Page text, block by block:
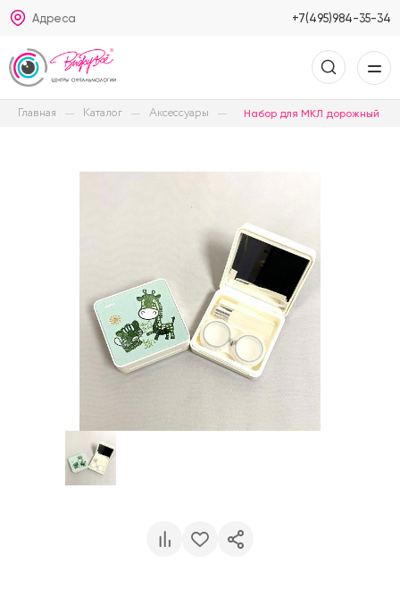
Адреса +7(495)984-35-34
Главная Каталог Аксессуары Набор для МКЛ дорожный